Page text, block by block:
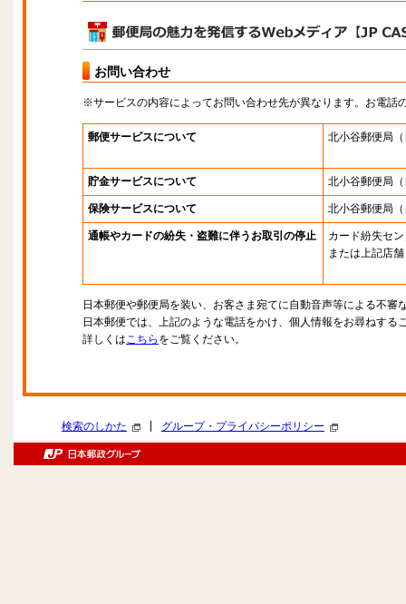
お問い合わせ
※サービスの内容によってお問い合わせ先が異なります。お電話
郵便サービスについて 北小谷郵便局
貯金サービスについて 北小谷郵便局
保険サービスについて 北小谷郵便局
通帳やカードの紛失・盗難に伴うお取引の停止
カード紛失セ
または上記店舗
日本郵便や郵便局を装い、お客さま宛てに自動音声等による不審
日本郵便では、上記のような電話をかけ、個人情報をお尋ねする
詳しくはこちら をご覧ください。
検索のしかた グループ・プライバシーポリシー